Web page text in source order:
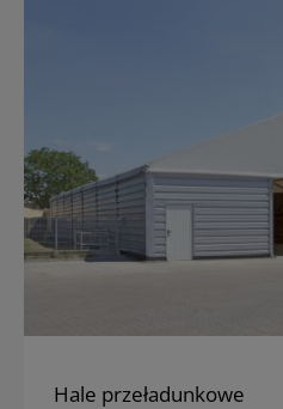
Hale przeładunkowe